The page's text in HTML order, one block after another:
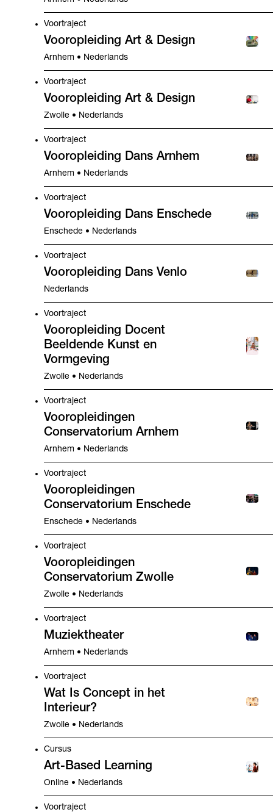
Voortraject
Vooropleiding Art & Design
Arnhem • Nederlands
Voortraject
Vooropleiding Art & Design
Zwolle • Nederlands
Voortraject
Vooropleiding Dans Arnhem
Arnhem • Nederlands
Voortraject
Vooropleiding Dans Enschede
Enschede • Nederlands
Voortraject
Vooropleiding Dans Venlo
Nederlands
Voortraject
Vooropleiding Docent
Beeldende Kunst en
Vormgeving
Zwolle • Nederlands
Voortraject
Vooropleidingen
Conservatorium Arnhem
Arnhem • Nederlands
Voortraject
Vooropleidingen
Conservatorium Enschede
Enschede • Nederlands
Voortraject
Vooropleidingen
Conservatorium Zwolle
Zwolle • Nederlands
Voortraject
Muziektheater
Arnhem • Nederlands
Voortraject
Wat Is Concept in het
Interieur?
Zwolle • Nederlands
Cursus
Art-Based Learning
Online • Nederlands
Voortraject